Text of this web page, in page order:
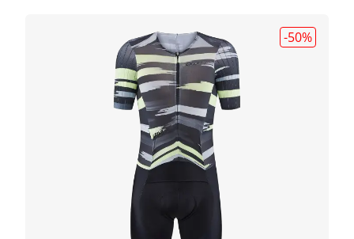
-50%